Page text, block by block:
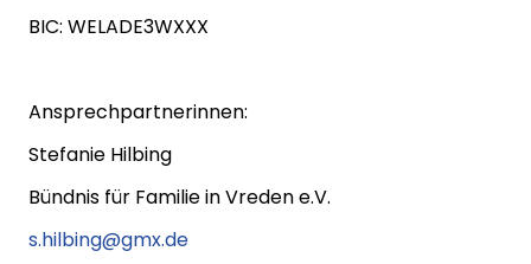
BIC: WELADE3WXXX
Ansprechpartnerinnen:
Stefanie Hilbing
Bündnis für Familie in Vreden e.V.
s.hilbing@gmx.de